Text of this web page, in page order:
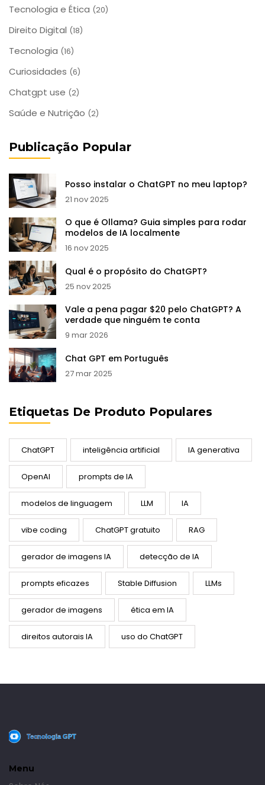
Tecnologia e Ética (20)
Direito Digital (18)
Tecnologia (16)
Curiosidades (6)
Chatgpt use (2)
Saúde e Nutrição (2)
Publicação Popular
Posso instalar o ChatGPT no meu laptop?
21 nov 2025
O que é Ollama? Guia simples para rodar
modelos de IA localmente
16 nov 2025
Qual é o propósito do ChatGPT?
25 nov 2025
Vale a pena pagar $20 pelo ChatGPT? A
verdade que ninguém te conta
9 mar 2026
Chat GPT em Português
27 mar 2025
Etiquetas De Produto Populares
ChatGPT inteligência artificial IA generativa
OpenAI prompts de IA
modelos de linguagem LLM IA
vibe coding ChatGPT gratuito RAG
gerador de imagens IA detecção de IA
prompts eficazes Stable Diffusion LLMs
gerador de imagens ética em IA
direitos autorais IA uso do ChatGPT
Menu